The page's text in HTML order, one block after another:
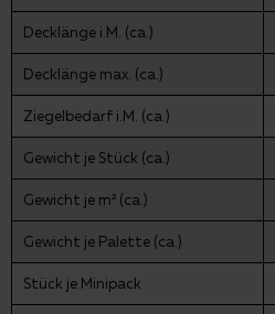
Decklänge i.M. (ca.)
Decklänge max. (ca.)
Ziegelbedarf i.M. (ca.)
Gewicht je Stück (ca.)
Gewicht je m² (ca.)
Gewicht je Palette (ca.)
Stück je Minipack